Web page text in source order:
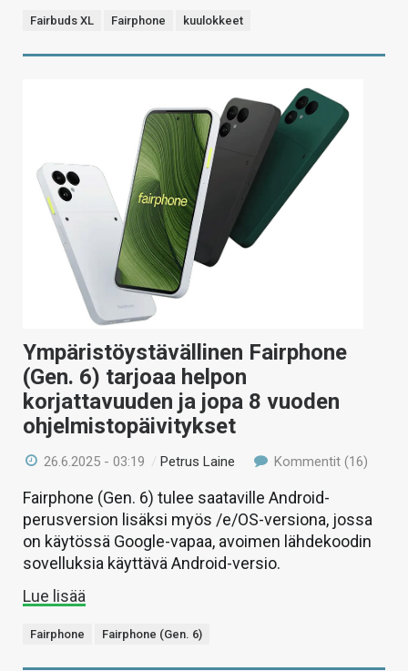
Fairbuds XL Fairphone kuulokkeet
Ympäristöystävällinen Fairphone
(Gen. 6) tarjoaa helpon
korjattavuuden ja jopa 8 vuoden
ohjelmistopäivitykset
26.6.2025 - 03:19 /Petrus Laine Kommentit (16)
Fairphone (Gen. 6) tulee saataville Android-
perusversion lisäksi myös /e/OS-versiona, jossa
on käytössä Google-vapaa, avoimen lähdekoodin
sovelluksia käyttävä Android-versio.
Lue lisää
Fairphone Fairphone (Gen. 6)